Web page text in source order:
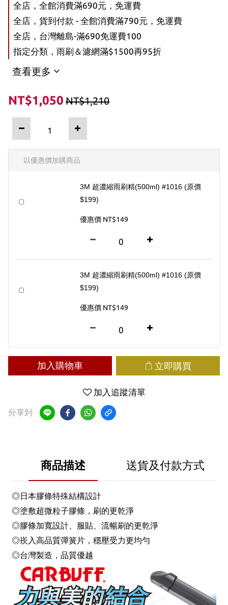
全店，全館消費滿690元，免運費
全店，貨到付款 - 全館消費滿790元，免運費
全店，台灣離島-滿690免運費100
指定分類，雨刷＆濾網滿$1500再95折
查看更多
NT$1,050 NT$1,210
以優惠價加購商品
3M 超濃縮雨刷精(500ml) #1016 (原價
$199)
優惠價 NT$149
3M 超濃縮雨刷精(500ml) #1016 (原價
$199)
優惠價 NT$149
加入購物車 立即購買
加入追蹤清單
分享到
商品描述 送貨及付款方式
◎日本膠條特殊結構設計
◎塗敷超微粒子膠條，刷的更乾淨
◎膠條加寬設計、服貼、流暢刷的更乾淨
◎崁入高品質彈簧片，穩壓受力更均勻
◎台灣製造，品質優越